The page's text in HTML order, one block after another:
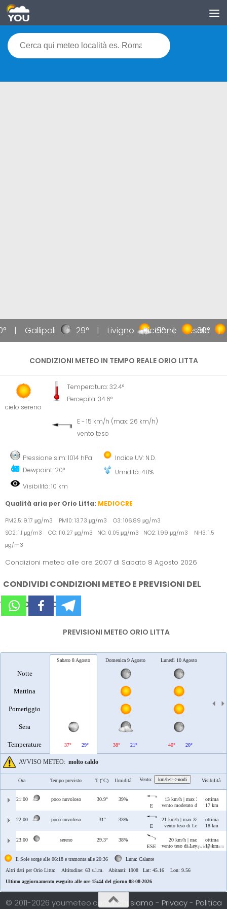
Gallipoli 29° Livigno 19° Jesolo
Riccione 30°
CONDIZIONI METEO IN TEMPO REALE ORIO LITTA
cielo sereno
Temperatura: 32.4°
Percepita: 34.6°
E - 15 km/h (max: 26 km/h)
vento teso
Pressione slm: 1014 hPa
Dewpoint: 20°
Indice UV: N.D.
Umidità: 48%
Visibilità: 10 km
Qualità aria per Orio Litta: MEDIOCRE
PM2.5: 9.17 μg/m3 PM10: 13.73 μg/m3 O3: 106.89 μg/m3
SO2: 1.1 μg/m3 CO: 110.27 μg/m3 NO: 0.05 μg/m3 NO2: 1.99 μg/m3 NH3: 1.5
μg/m3
Condizioni meteo alle ore 20:07 di Sabato 8 Agosto 2026
CONDIVIDI CONDIZIONI METEO E PREVISIONI DEL
TEMPO SUI SOCIAL
PREVISIONI METEO ORIO LITTA
Notte
Mattina
Pomeriggio
Sera
Temperature
Sabato 8 Agosto
37° 29°
Domenica 9 Agosto
38° 21°
Lunedì 10 Agosto
40° 20°
AVVISO METEO: molto caldo
Ora Tempo previsto T (°C) Umidità Vento: km/h<-->nodi Visibilità
21:00 poco nuvoloso 30.9°
39%
E
13 km/h | max 33 km/h
vento moderato di Levante
ottima
17 km
22:00 poco nuvoloso 31°
33%
E
21 km/h | max 33 km/h
vento teso di Levante
ottima
18 km
23:00 sereno 29.3°
38%
ESE
20 km/h | max 45 km/h
vento teso di Levante/Scirocco
ottima
17 km
www.jqwidgets.com
Il Sole sorge alle 06:18 e tramonta alle 20:36
Luna: Calante
Altri dati per Orio Litta: Altitudine: 63 s.l.m. Abitanti: 1908 Lat: 45.16 Lon: 9.56
Ultimo aggiornamento eseguito alle ore 15:44 del giorno 08-08-2026
© 2011-2026 youmeteo.com |Chi siamo - Privacy- Politica